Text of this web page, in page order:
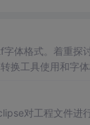
体格式。着重探讨
换工具使用和字体
对工程文件进